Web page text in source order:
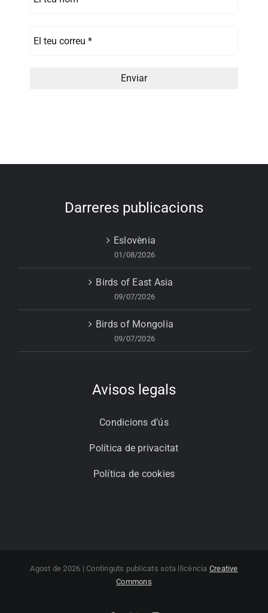
Darreres publicacions
Eslovènia
01/08/2026
Birds of East Asia
09/07/2026
Birds of Mongolia
09/07/2026
Avisos legals
Condicions d’ús
Política de privacitat
Política de cookies
Agost de 2026 | Continguts publicats sota llicència Creative
Commons